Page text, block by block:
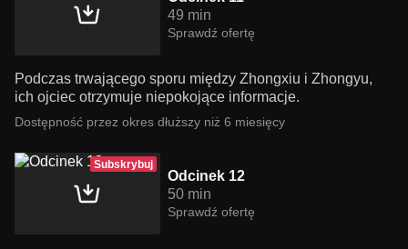
49 min
Sprawdź ofertę
Podczas trwającego sporu między Zhongxiu i Zhongyu,
ich ojciec otrzymuje niepokojące informacje.
Dostępność przez okres dłuższy niż 6 miesięcy
Subskrybuj
Odcinek 12
50 min
Sprawdź ofertę